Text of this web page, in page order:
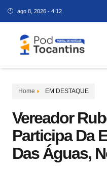
ago 8, 2026 - 4:12
Home EM DESTAQUE
Vereador
Participa Da
Das Águas,